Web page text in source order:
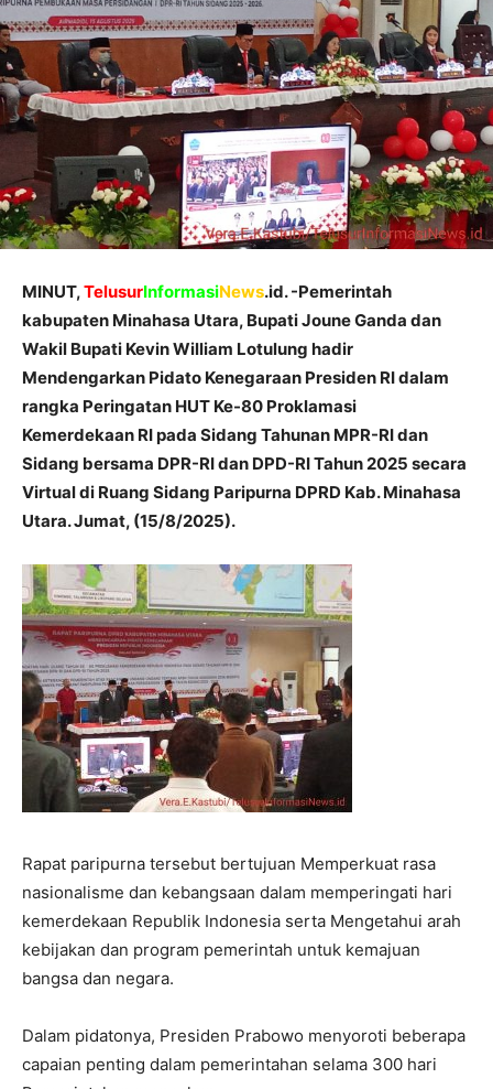
MINUT,TelusurInformasiNews.id. -Pemerintah
kabupaten Minahasa Utara, Bupati Joune Ganda dan
Wakil Bupati Kevin William Lotulung hadir
Mendengarkan Pidato Kenegaraan Presiden RI dalam
rangka Peringatan HUT Ke-80 Proklamasi
Kemerdekaan RI pada Sidang Tahunan MPR-RI dan
Sidang bersama DPR-RI dan DPD-RI Tahun 2025 secara
Virtual di Ruang Sidang Paripurna DPRD Kab. Minahasa
Utara. Jumat, (15/8/2025).
Rapat paripurna tersebut bertujuan Memperkuat rasa
nasionalisme dan kebangsaan dalam memperingati hari
kemerdekaan Republik Indonesia serta Mengetahui arah
kebijakan dan program pemerintah untuk kemajuan
bangsa dan negara.
Dalam pidatonya, Presiden Prabowo menyoroti beberapa
capaian penting dalam pemerintahan selama 300 hari